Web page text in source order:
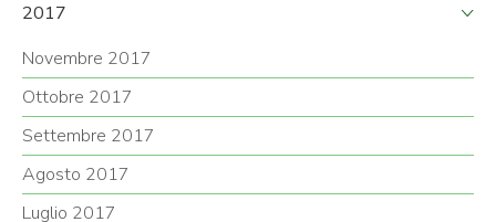
2017
Novembre 2017
Ottobre 2017
Settembre 2017
Agosto 2017
Luglio 2017